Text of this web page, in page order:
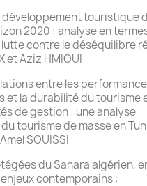
touristique
2020 : analyse en
lutte contre le déséquilibre
et Aziz HMIOUI
entre les
et la durabilité du tourisme
de gestion : une analyse
tourisme de masse en
SOUISSI
du Sahara algérien,
contemporains :